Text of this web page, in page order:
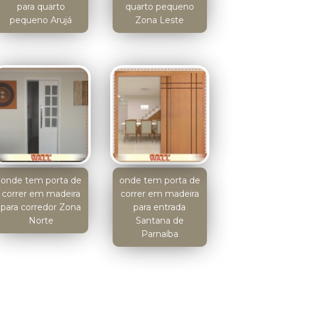
para quarto
pequeno Arujá
quarto pequeno
Zona Leste
onde tem porta de
correr em madeira
para corredor Zona
Norte
onde tem porta de
correr em madeira
para entrada
Santana de
Parnaíba